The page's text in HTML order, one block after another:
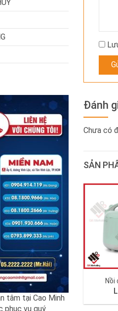
Đánh
Chưa có
SẢN
Nồi
tâm tại Cao Minh
phục vụ quý